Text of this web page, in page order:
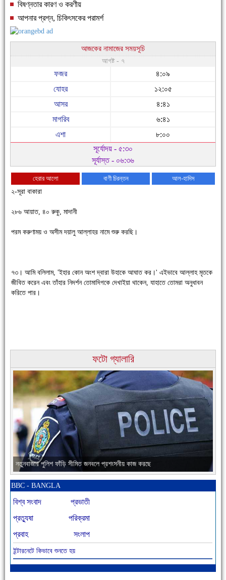
বিষণ্নতার কারণ ও করণীয়
আপনার প্রশ্ন, চিকিৎসকের পরামর্শ
আজকের নামাজের সময়সূচি
আগষ্ট - ৭
ফজর
৪:০৯
যোহর
১২:০৫
আসর
৪:৪১
মাগরিব
৬:৪১
এশা
৮:০০
সূর্যোদয় - ৫:৩০
সূর্যাস্ত - ০৬:৩৬
হেরার আলো বাণী চিরন্তন
আল-হাদিস
২-সূরা বাকারা
২৮৬ আয়াত, ৪০ রুকু, মাদানী
পরম করুণাময় ও অসীম দয়ালু আল্লাহর নামে শুরু করছি।
৭৩। আমি বলিলাম, 'ইহার কোন অংশ দ্বারা উহাকে আঘাত কর।' এইভাবে আল্লাহ মৃতকে
জীবিত করেন এবং তাঁহার নিদর্শন তোমাদিগকে দেখাইয়া থাকেন, যাহাতে তোমরা অনুধাবন
করিতে পার।
ফটো গ্যালারি
চাঁদপুরের মানুষ তাদের পুরোটা দিয়ে আমাকে আপন করে নিয়েছে
নতুনবাজার পুলিশ ফাঁড়ি সীমিত জনবলে প্রশংসনীয় কাজ করছে
আজ বিশিষ্ট শিক্ষাবিদ এ.টি. আহমেদ হোসাইন রুশদীর ৪৬তম মৃত্যুবার্ষিকী
BBC - BANGLA
বিশ্ব সংবাদ
প্রভাতী
প্রত্যুষা
পরিক্রমা
প্রবাহ
সংলাপ
ইন্টারনেটে কিভাবে শুনতে হয়